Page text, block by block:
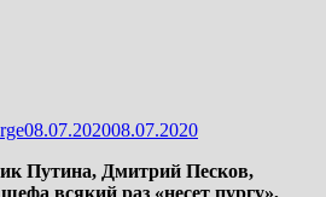
08.07.202008.07.2020
Путина, Дмитрий Песков,
всякий раз «несет пургу»,